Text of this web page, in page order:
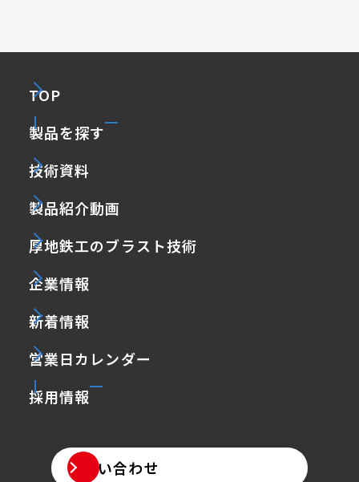
TOP
製品を探す
技術資料
製品紹介動画
厚地鉄工のブラスト技術
企業情報
新着情報
営業日カレンダー
採用情報
お問い合わせ